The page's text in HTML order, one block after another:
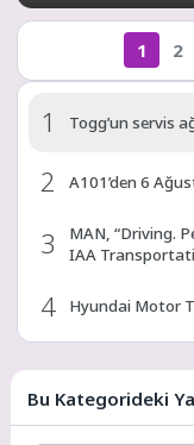
1 2
1 Togg’un servis
2 A101’den 6
3
MAN, “Driving.
IAA
4 Hyundai Motor
5 A101 30
6 Metro Turizm’in
Bu Kategorideki